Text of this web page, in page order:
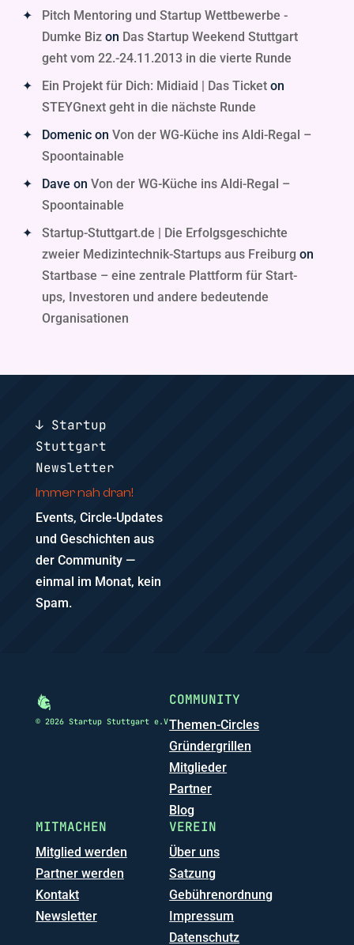
Pitch Mentoring und Startup Wettbewerbe -
Dumke Bizon Das Startup Weekend Stuttgart
geht vom 22.-24.11.2013 in die vierte Runde
Ein Projekt für Dich: Midiaid | Das Ticketon
STEYGnext geht in die nächste Runde
Domenicon Von der WG-Küche ins Aldi-Regal –
Spoontainable
Dave on Von der WG-Küche ins Aldi-Regal –
Spoontainable
Startup-Stuttgart.de | Die Erfolgsgeschichte
zweier Medizintechnik-Startups aus Freiburg on
Startbase – eine zentrale Plattform für Start-
ups, Investoren und andere bedeutende
Organisationen
↓ Startup
Stuttgart
Newsletter
Immer nah dran!
Events, Circle-Updates
und Geschichten aus
der Community —
einmal im Monat, kein
Spam.
© 2026 Startup Stuttgart e.V
COMMUNITY
Themen-Circles
Gründergrillen
Mitglieder
Partner
Blog
MITMACHEN
Mitglied werden
Partner werden
Kontakt
Newsletter
VEREIN
Über uns
Satzung
Gebührenordnung
Impressum
Datenschutz